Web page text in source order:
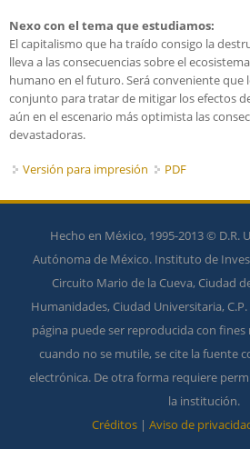
Nexo con el tema que estudiamos:
El capitalismo que ha traído consigo la
lleva a las consecuencias sobre el
humano en el futuro. Será conveniente que
conjunto para tratar de mitigar los efectos
aún en el escenario más optimista las
devastadoras.
Versión para impresión PDF
Hecho en México, 1995-2013 © D.R.
Autónoma de México. Instituto de
Circuito Mario de la Cueva, Ciudad
Humanidades, Ciudad Universitaria, C.P.
página puede ser reproducida con
cuando no se mutile, se cite la fuente
electrónica. De otra forma requiere
la institución.
Créditos | Aviso de